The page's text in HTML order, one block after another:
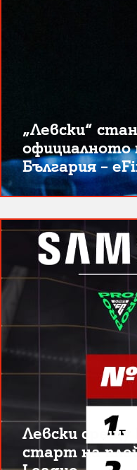
„Левски“
официалното
България –
Левски срещу
старт на